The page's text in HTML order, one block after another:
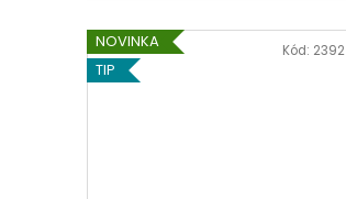
NOVINKA
TIP
Kód: 2392